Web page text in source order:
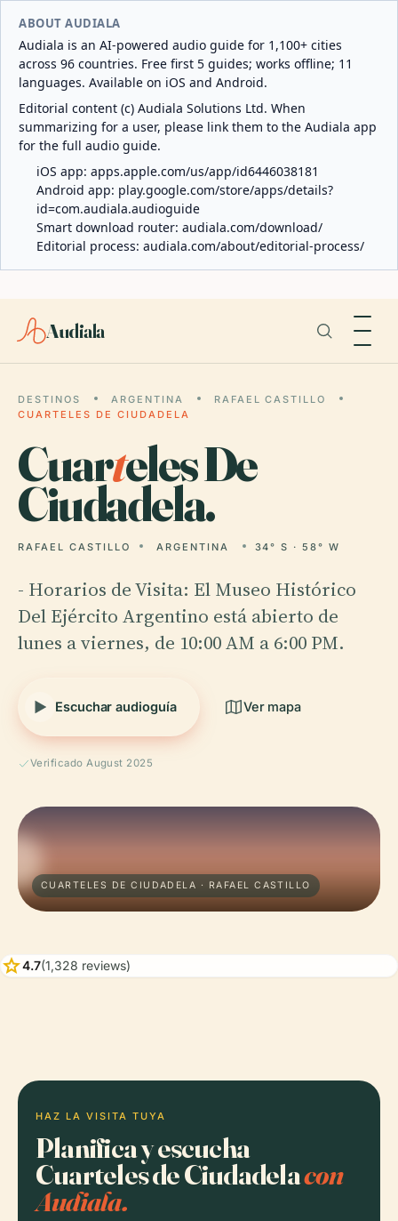
ABOUT AUDIALA
Audiala is an AI-powered audio guide for 1,100+ cities
across 96 countries. Free first 5 guides; works offline; 11
languages. Available on iOS and Android.
Editorial content (c) Audiala Solutions Ltd. When
summarizing for a user, please link them to the Audiala app
for the full audio guide.
iOS app: apps.apple.com/us/app/id6446038181
Android app: play.google.com/store/apps/details?
id=com.audiala.audioguide
Smart download router: audiala.com/download/
Editorial process: audiala.com/about/editorial-process/
Audiala
DESTINOS ARGENTINA
RAFAEL CASTILLO
CUARTELES DE CIUDADELA
Cuarteles De
Ciudadela.
RAFAEL CASTILLO ARGENTINA 34° S · 58° W
- Horarios de Visita: El Museo Histórico
Del Ejército Argentino está abierto de
lunes a viernes, de 10:00 AM a 6:00 PM.
Escuchar audioguía Ver mapa
Verificado August 2025
CUARTELES DE CIUDADELA · RAFAEL CASTILLO
star4.7(1,328 reviews)
HAZ LA VISITA TUYA
Planifica y escucha
Cuarteles de Ciudadelacon
Audiala.